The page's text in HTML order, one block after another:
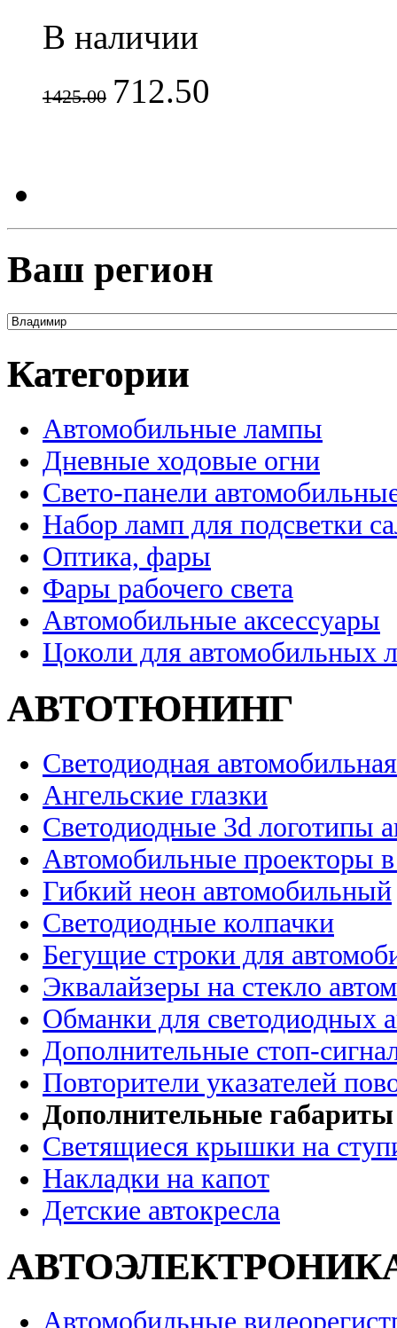
В наличии
1425.00 712.50
Ваш регион
Категории
Автомобильные лампы
Дневные ходовые огни
Свето-панели
Набор ламп для подсветки
Оптика, фары
Фары рабочего света
Автомобильные аксессуары
Цоколи для автомобильных
АВТОТЮНИНГ
Светодиодная
Ангельские глазки
Светодиодные 3d логотипы
Автомобильные проекторы
Гибкий неон автомобильный
Светодиодные колпачки
Бегущие строки для
Эквалайзеры на стекло
Обманки для светодиодных
Дополнительные стоп-
Повторители указателей
Дополнительные габариты
Светящиеся крышки на
Накладки на капот
Детские автокресла
Автомобильные